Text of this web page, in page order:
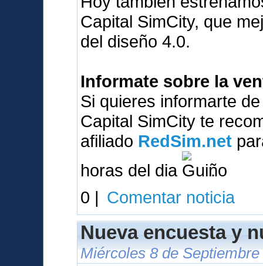
Capital SimCity, que
del diseño 4.0.
Informate sobre la
Si quieres informarte
Capital SimCity te
afiliado RedSim.net
horas del dia
.
0 | Comentar noticia
Nueva encuesta y
Miércoles 8 de